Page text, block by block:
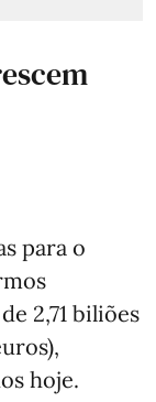
para o
2,71 biliões
hoje.